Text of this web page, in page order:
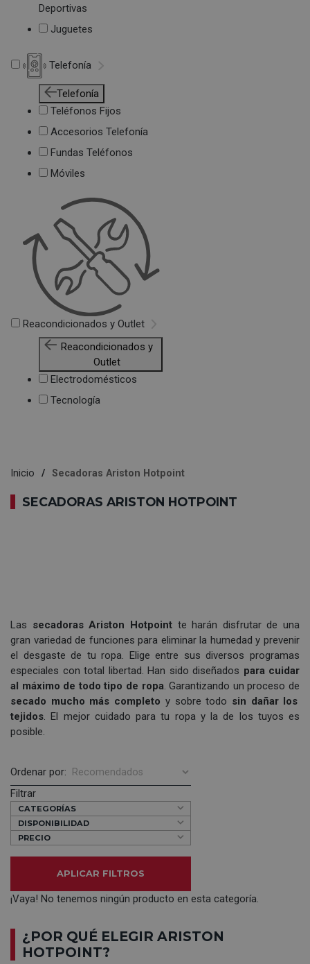
Deportivas
Juguetes
Telefonía
Telefonía
Teléfonos Fijos
Accesorios Telefonía
Fundas Teléfonos
Móviles
Reacondicionados y Outlet
Reacondicionados y
Outlet
Electrodomésticos
Tecnología
Inicio Secadoras Ariston Hotpoint
SECADORAS ARISTON HOTPOINT
Las secadoras Ariston Hotpointte harán disfrutar de una
gran variedad de funciones para eliminar la humedad y prevenir
el desgaste de tu ropa. Elige entre sus diversos programas
especiales con total libertad. Han sido diseñados para cuidar
al máximo de todo tipo de ropa. Garantizando un proceso de
secado mucho más completo y sobre todo sin dañar los
tejidos. El mejor cuidado para tu ropa y la de los tuyos es
posible.
Ordenar por:
Filtrar
CATEGORÍAS
DISPONIBILIDAD
PRECIO
APLICAR FILTROS
¡Vaya! No tenemos ningún producto en esta categoría.
¿POR QUÉ ELEGIR ARISTON
HOTPOINT?